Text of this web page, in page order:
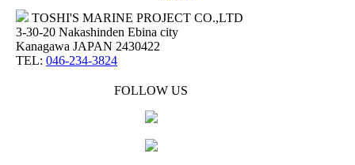
TOSHI'S MARINE PROJECT CO.,LTD
3-30-20 Nakashinden Ebina city
Kanagawa JAPAN 2430422
TEL: 046-234-3824
FOLLOW US